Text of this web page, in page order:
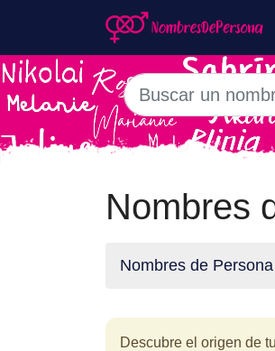
Nombres
Nombres de Persona
Descubre el origen de